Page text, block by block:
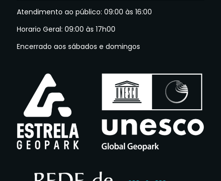
Atendimento ao público: 09:00 às 16:00
Horario Geral: 09:00 às 17h00
Encerrado aos sábados e domingos